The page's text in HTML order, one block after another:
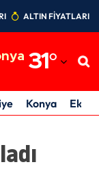
ALTIN FİYATLARI
31°
Konya